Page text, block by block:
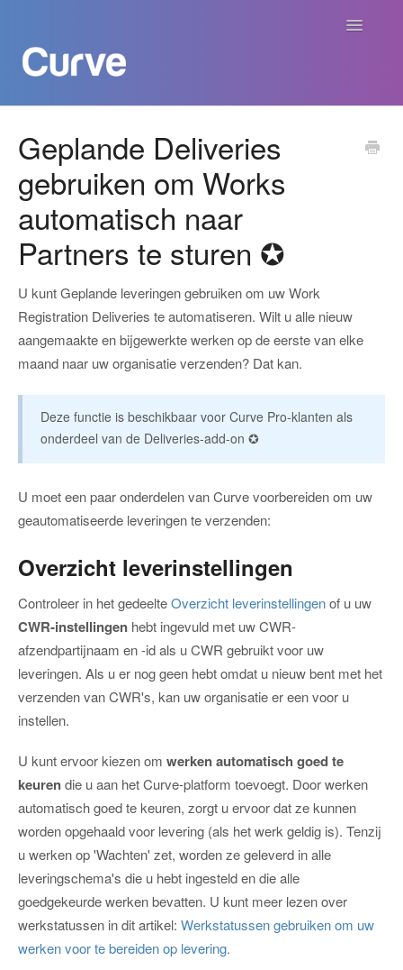
Navigatie
Curve voor Creators
Curve voor Labels
Curve voor Publishers
Betalingen
Contact
Geplande Deliveries
gebruiken om Works
automatisch naar
Partners te sturen ✪
U kunt Geplande leveringen gebruiken om uw Work
Registration Deliveries te automatiseren. Wilt u alle nieuw
aangemaakte en bijgewerkte werken op de eerste van elke
maand naar uw organisatie verzenden? Dat kan.
Deze functie is beschikbaar voor Curve Pro-klanten als
onderdeel van de Deliveries-add-on ✪
U moet een paar onderdelen van Curve voorbereiden om uw
geautomatiseerde leveringen te verzenden:
Overzicht leverinstellingen
Controleer in het gedeelteOverzicht leverinstellingenof u uw
CWR-instellingen hebt ingevuld met uw CWR-
afzendpartijnaam en -id als u CWR gebruikt voor uw
leveringen. Als u er nog geen hebt omdat u nieuw bent met het
verzenden van CWR's, kan uw organisatie er een voor u
instellen.
U kunt ervoor kiezen om werken automatisch goed te
keurendie u aan het Curve-platform toevoegt. Door werken
automatisch goed te keuren, zorgt u ervoor dat ze kunnen
worden opgehaald voor levering (als het werk geldig is). Tenzij
u werken op 'Wachten' zet, worden ze geleverd in alle
leveringschema's die u hebt ingesteld en die alle
goedgekeurde werken bevatten. U kunt meer lezen over
werkstatussen in dit artikel: Werkstatussen gebruiken om uw
werken voor te bereiden op levering.